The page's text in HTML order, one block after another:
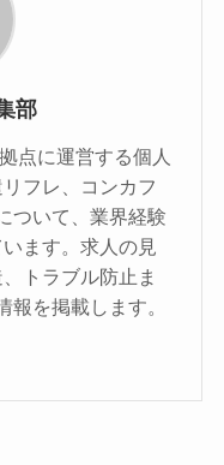
部
点に運営する個人
フレ、コンカフ
ついて、業界経験
ます。求人の見
トラブル防止ま
を掲載します。